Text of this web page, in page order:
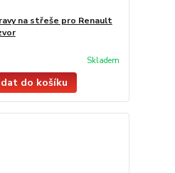
na střeše pro Renault
Skladem
do košíku